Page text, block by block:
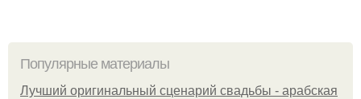
Популярные материалы
Лучший оригинальный сценарий свадьбы - арабская